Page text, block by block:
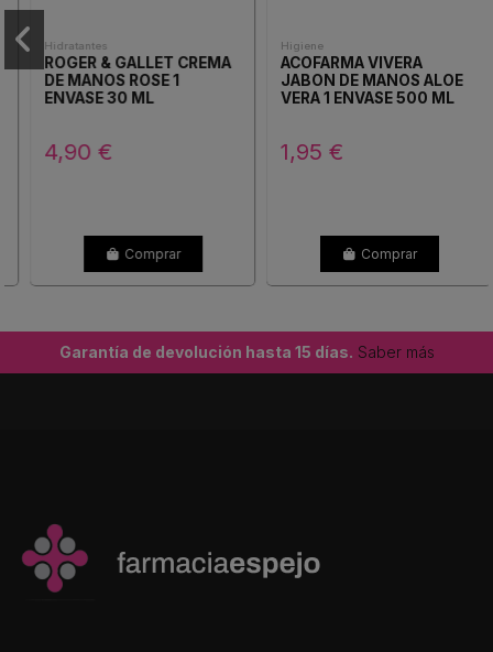
Hidratantes
ROGER & GALLET CREMA
DE MANOS ROSE 1
ENVASE 30 ML
4,90 €
Comprar
Higiene
ACOFARMA VIVERA
JABON DE MANOS ALOE
VERA 1 ENVASE 500 ML
1,95 €
Comprar
Garantía de devolución hasta 15 días. Saber más